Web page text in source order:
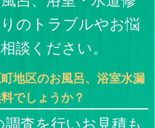
のトラブルやお悩
談ください。
地区のお風呂、浴室水漏
でしょうか？
査を行いお見積も